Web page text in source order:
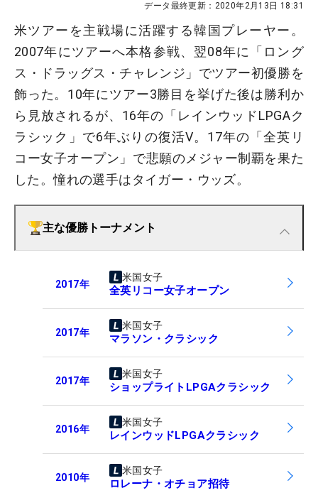
データ最終更新： 2020年2月13日 18:31
米ツアーを主戦場に活躍する韓国プレーヤー。
2007年にツアーへ本格参戦、翌08年に「ロング
ス・ドラッグス・チャレンジ」でツアー初優勝を
飾った。10年にツアー3勝目を挙げた後は勝利か
ら見放されるが、16年の「レインウッドLPGAク
ラシック」で6年ぶりの復活V。17年の「全英リ
コー女子オープン」で悲願のメジャー制覇を果た
した。憧れの選手はタイガー・ウッズ。
主な優勝トーナメント
2017年
米国女子
全英リコー女子オープン
2017年
米国女子
マラソン・クラシック
2017年
米国女子
ショップライトLPGAクラシック
2016年
米国女子
レインウッドLPGAクラシック
2010年
米国女子
ロレーナ・オチョア招待